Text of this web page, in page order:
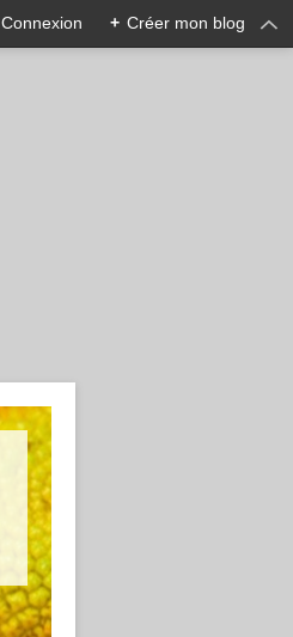
Connexion + Créer mon blog